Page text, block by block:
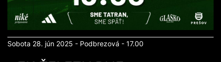
Sobota 28. jún 2025 - Podbrezová - 17.00